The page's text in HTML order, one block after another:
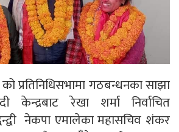
को प्रतिनिधिसभामा गठबन्धनका साझा
केन्द्रबाट रेखा शर्मा निर्वाचित
नेकपा एमालेका महासचिव शंकर